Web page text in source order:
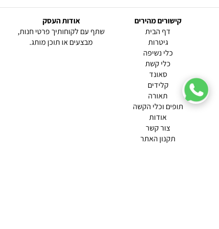
קישורים מהירים
דף הבית
גיטרות
כלי נשיפה
כלי קשת
סאונד
קלידים
תאורה
תופים וכלי הקשה
אודות
צור קשר
(current)
תקנון האתר
אודות העסק
שתף עם לקוחותיך פרטי חנות,
מבצעים או תוכן מותג.